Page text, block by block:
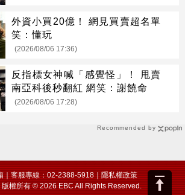
Recommended by
外資小買20億！ 網見買賣超名單
笑：懂玩
(2026/08/06 17:36)
反指標女神喊「感覺怪」！ 甩賣
南亞科後秒翻紅 網笑：謝饒命
(2026/08/06 17:28)
｜客服專線：02-2388-5918｜隱私權政策
版權所有 © 2026 EBC All Rights Reserved.